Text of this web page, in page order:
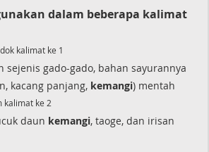
dalam beberapa kalimat
kalimat ke 1
sejenis gado-gado, bahan sayurannya
kacang panjang, kemangi) mentah
kalimat ke 2
daun kemangi, taoge, dan irisan